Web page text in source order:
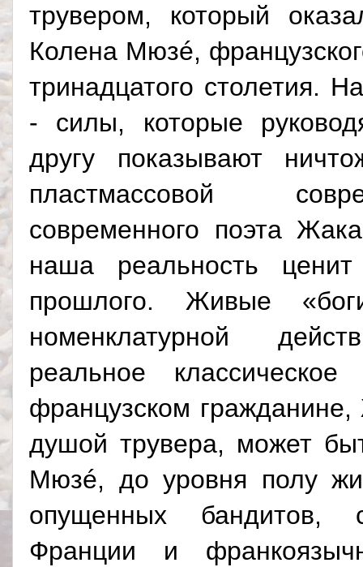
трувером, который
Колена Мюзé,
тринадцатого столетия.
- силы, которые
другу показывают
пластмассовой
современного поэта
наша реальность
прошлого. Живые
номенклатурной
реальное
французском
душой трувера, может
Мюзé, до уровня полу
опущенных бандитов,
Франции и